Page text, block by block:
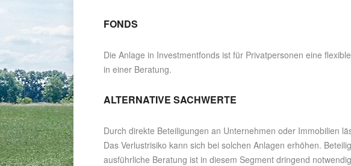
FONDS
Die Anlage in Investmentfonds ist für Privatpersonen eine
in einer Beratung.
ALTERNATIVE SACHWERTE
Durch direkte Beteiligungen an Unternehmen oder Immobilien
Das Verlustrisiko kann sich bei solchen Anlagen erhöhen.
ausführliche Beratung ist in diesem Segment dringend